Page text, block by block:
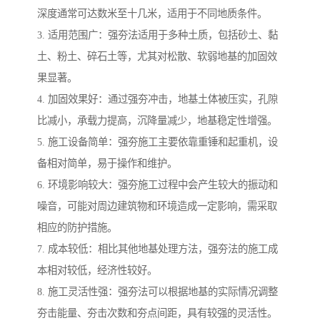
深度通常可达数米至十几米，适用于不同地质条件。
3. 适用范围广：强夯法适用于多种土质，包括砂土、黏
土、粉土、碎石土等，尤其对松散、软弱地基的加固效
果显著。
4. 加固效果好：通过强夯冲击，地基土体被压实，孔隙
比减小，承载力提高，沉降量减少，地基稳定性增强。
5. 施工设备简单：强夯施工主要依靠重锤和起重机，设
备相对简单，易于操作和维护。
6. 环境影响较大：强夯施工过程中会产生较大的振动和
噪音，可能对周边建筑物和环境造成一定影响，需采取
相应的防护措施。
7. 成本较低：相比其他地基处理方法，强夯法的施工成
本相对较低，经济性较好。
8. 施工灵活性强：强夯法可以根据地基的实际情况调整
夯击能量、夯击次数和夯点间距，具有较强的灵活性。